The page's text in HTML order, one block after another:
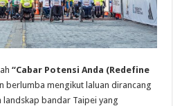
“Cabar Potensi Anda (Redefine
berlumba mengikut laluan dirancang
bandar Taipei yang